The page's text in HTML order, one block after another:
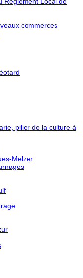
commerces
pilier de la culture à
Melzer